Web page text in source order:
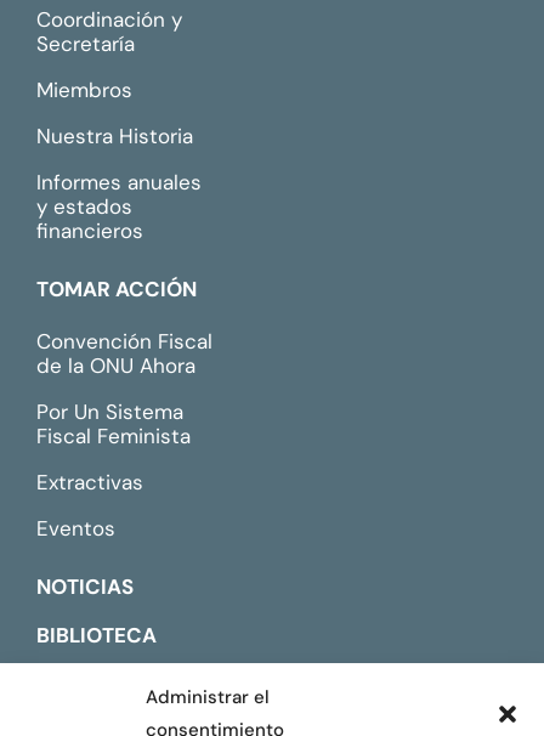
Administrar el
consentimiento
Coordinación y
Secretaría
Miembros
Nuestra Historia
Informes anuales
y estados
financieros
TOMAR ACCIÓN
Convención Fiscal
de la ONU Ahora
Por Un Sistema
Fiscal Feminista
Extractivas
Eventos
NOTICIAS
BIBLIOTECA